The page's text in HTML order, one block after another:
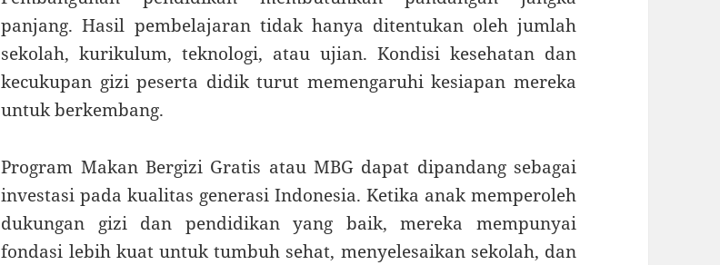
panjang. Hasil pembelajaran tidak hanya ditentukan oleh jumlah
sekolah, kurikulum, teknologi, atau ujian. Kondisi kesehatan dan
kecukupan gizi peserta didik turut memengaruhi kesiapan mereka
untuk berkembang.
Program Makan Bergizi Gratis atau MBG dapat dipandang sebagai
investasi pada kualitas generasi Indonesia. Ketika anak memperoleh
dukungan gizi dan pendidikan yang baik, mereka mempunyai
fondasi lebih kuat untuk tumbuh sehat, menyelesaikan sekolah, dan